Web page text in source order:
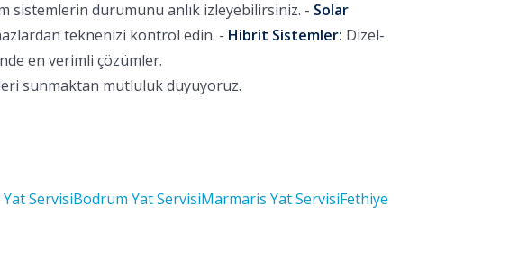
durumunu anlık izleyebilirsiniz. - Solar
teknenizi kontrol edin. - Hibrit Sistemler: Dizel-
en verimli çözümler.
sunmaktan mutluluk duyuyoruz.
ServisiBodrum Yat ServisiMarmaris Yat ServisiFethiye